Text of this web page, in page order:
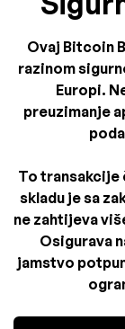
Ovaj Bitcoin
razinom
Europi.
preuzimanje
To transakcije
skladu je sa
ne zahtijeva
Osigurava
jamstvo